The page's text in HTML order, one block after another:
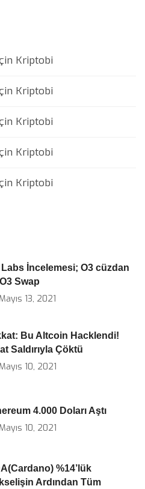
Kriptobi
Kriptobi
Kriptobi
Kriptobi
Kriptobi
Labs İncelemesi; O3 cüzdan
Swap
Mayıs 13, 2021
Bu Altcoin Hacklendi!
Saldırıyla Çöktü
Mayıs 10, 2021
4.000 Doları Aştı
Mayıs 10, 2021
%14’lük
Ardından Tüm